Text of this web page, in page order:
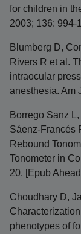
for children in
2003; 136: 994-
Blumberg D,
Rivers R et al.
intraocular
anesthesia. Am
Borrego Sanz
Sáenz-Francés
Rebound
Tonometer in
20. [Epub
Choudhary D,
phenotypes of